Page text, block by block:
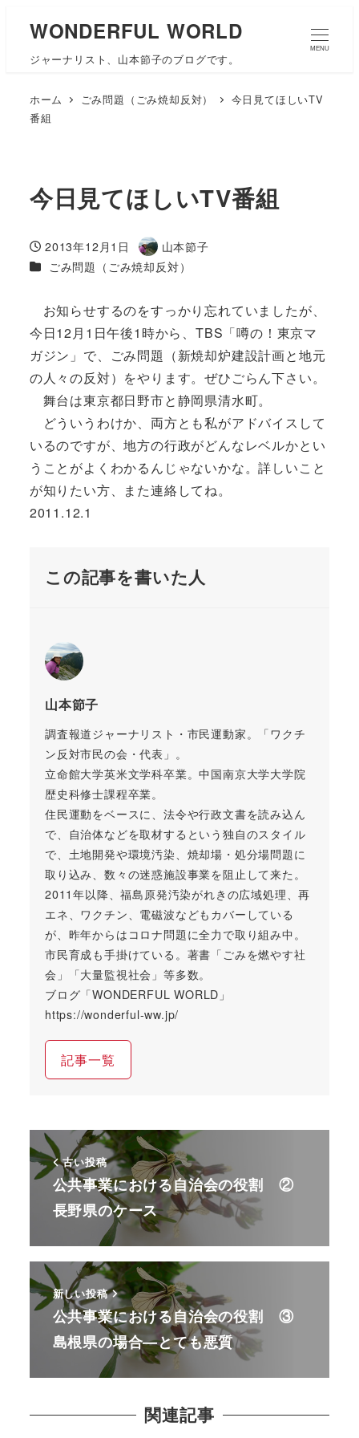
WONDERFUL WORLD
ジャーナリスト、山本節子のブログです。
MENU
ホーム ごみ問題（ごみ焼却反対）
今日見てほしいTV
番組
今日見てほしいTV番組
投稿日
2013年12月1日
著
者
山本節子
カテゴリー
ごみ問題（ごみ焼却反対）
お知らせするのをすっかり忘れていましたが、
今日12月1日午後1時から、TBS「噂の！東京マ
ガジン」で、ごみ問題（新焼却炉建設計画と地元
の人々の反対）をやります。ぜひごらん下さい。
舞台は東京都日野市と静岡県清水町。
どういうわけか、両方とも私がアドバイスして
いるのですが、地方の行政がどんなレベルかとい
うことがよくわかるんじゃないかな。詳しいこと
が知りたい方、また連絡してね。
2011.12.1
この記事を書いた人
山本節子
調査報道ジャーナリスト・市民運動家。「ワクチ
ン反対市民の会・代表」。
立命館大学英米文学科卒業。中国南京大学大学院
歴史科修士課程卒業。
住民運動をベースに、法令や行政文書を読み込ん
で、自治体などを取材するという独自のスタイル
で、土地開発や環境汚染、焼却場・処分場問題に
取り込み、数々の迷惑施設事業を阻止して来た。
2011年以降、福島原発汚染がれきの広域処理、再
エネ、ワクチン、電磁波などもカバーしている
が、昨年からはコロナ問題に全力で取り組み中。
市民育成も手掛けている。著書「ごみを燃やす社
会」「大量監視社会」等多数。
ブログ「WONDERFUL WORLD」
https://wonderful-ww.jp/
記事一覧
古い投稿
公共事業における自治会の役割 ②
長野県のケース
新しい投稿
公共事業における自治会の役割 ③
島根県の場合―とても悪質
関連記事